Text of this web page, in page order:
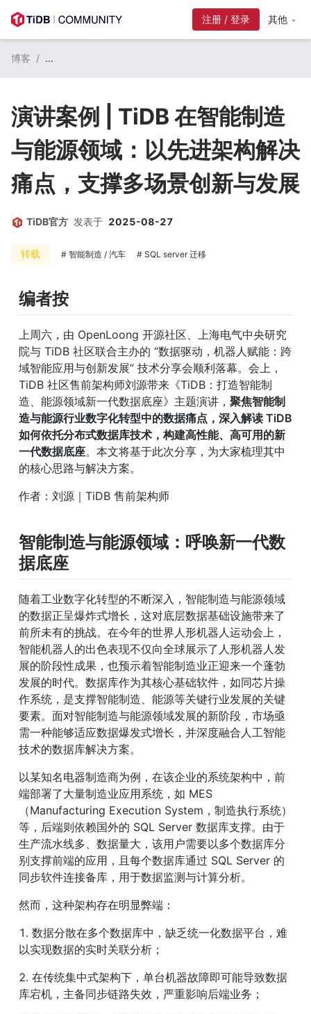
注册 / 登录 其他
博客 / ...
演讲案例 | TiDB 在智能制造
与能源领域：以先进架构解决
痛点，支撑多场景创新与发展
TiDB官方 发表于 2025-08-27
转载 智能制造 / 汽车 SQL server 迁移
编者按
上周六，由 OpenLoong 开源社区、上海电气中央研究
院与 TiDB 社区联合主办的 “数据驱动，机器人赋能：跨
域智能应用与创新发展” 技术分享会顺利落幕。会上，
TiDB 社区售前架构师刘源带来《TiDB：打造智能制
造、能源领域新一代数据底座》主题演讲， 聚焦智能制
造与能源行业数字化转型中的数据痛点，深入解读 TiDB
如何依托分布式数据库技术，构建高性能、高可用的新
一代数据底座。本文将基于此次分享，为大家梳理其中
的核心思路与解决方案。
作者：刘源｜TiDB 售前架构师
智能制造与能源领域：呼唤新一代数
据底座
随着工业数字化转型的不断深入，智能制造与能源领域
的数据正呈爆炸式增长，这对底层数据基础设施带来了
前所未有的挑战。在今年的世界人形机器人运动会上，
智能机器人的出色表现不仅向全球展示了人形机器人发
展的阶段性成果，也预示着智能制造业正迎来一个蓬勃
发展的时代。数据库作为其核心基础软件，如同芯片操
作系统，是支撑智能制造、能源等关键行业发展的关键
要素。面对智能制造与能源领域发展的新阶段，市场亟
需一种能够适应数据爆发式增长，并深度融合人工智能
技术的数据库解决方案。
以某知名电器制造商为例，在该企业的系统架构中，前
端部署了大量制造业应用系统，如 MES
（Manufacturing Execution System，制造执行系统）
等，后端则依赖国外的 SQL Server 数据库支撑。由于
生产流水线多、数据量大，该用户需要以多个数据库分
别支撑前端的应用，且每个数据库通过 SQL Server 的
同步软件连接备库，用于数据监测与计算分析。
然而，这种架构存在明显弊端：
1. 数据分散在多个数据库中，缺乏统一化数据平台，难
以实现数据的实时关联分析；
2. 在传统集中式架构下，单台机器故障即可能导致数据
库宕机，主备同步链路失效，严重影响后端业务；